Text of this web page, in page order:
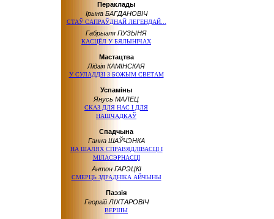
Пераклады
Ірына БАГДАНОВІЧ
СТАЎ САПРАЎДНАЙ ЛЕГЕНДАЙ...
Габрыэля ПУЗЫНЯ
КАСЦЁЛ У БЯЛЫНІЧАХ
Мастацтва
Лідзія КАМІНСКАЯ
У СУЛАДДЗІ З БОЖЫМ СВЕТАМ
Успаміны
Янусь МАЛЕЦ
СКАЗ ДЛЯ НАС І ДЛЯ
НАШЧАДКАЎ
Спадчына
Ганна ШАЎЧЭНКА
НА ШАЛЯХ СПРАВЯДЛІВАСЦІ І
МІЛАСЭРНАСЦІ
Антон ГАРЭЦКІ
СМЕРЦЬ ЗДРАДНІКА АЙЧЫНЫ
Паэзія
Георгій ЛІХТАРОВІЧ
ВЕРШЫ